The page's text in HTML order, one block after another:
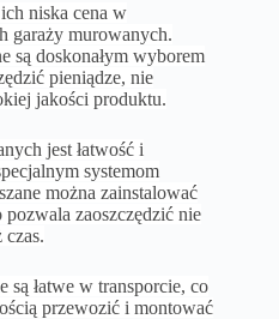
niska cena w
garaży murowanych.
są doskonałym wyborem
pieniądze, nie
jakości produktu.
jest łatwość i
systemom
można zainstalować
zaoszczędzić nie
są łatwe w transporcie, co
przewozić i montować